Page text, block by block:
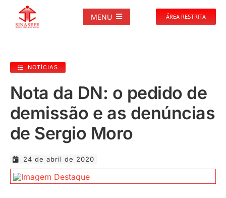
MENU
NOTÍCIAS
PUBLICAÇÕES
DOCUMENTOS
GALERIAS
ÁREA RESTRITA
NOTÍCIAS
Nota da DN: o pedido de
demissão e as denúncias
de Sergio Moro
24 de abril de 2020